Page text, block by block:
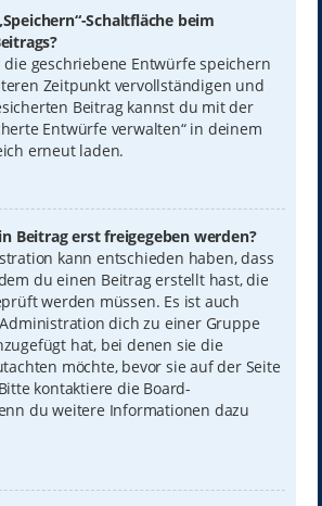
Schaltfläche beim
geschriebene Entwürfe speichern
Zeitpunkt vervollständigen und
Beitrag kannst du mit der
Entwürfe verwalten“ in deinem
erneut laden.
Beitrag erst freigegeben werden?
kann entschieden haben, dass
du einen Beitrag erstellt hast, die
werden müssen. Es ist auch
dich zu einer Gruppe
hat, bei denen sie die
möchte, bevor sie auf der Seite
kontaktiere die Board-
du weitere Informationen dazu